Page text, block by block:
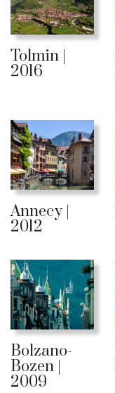
Tolmin |
2016
Annecy |
2012
Bolzano-
Bozen |
2009